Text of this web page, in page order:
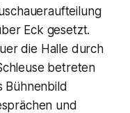
Eck gesetzt.
die Halle durch
betreten
Bühnenbild
und